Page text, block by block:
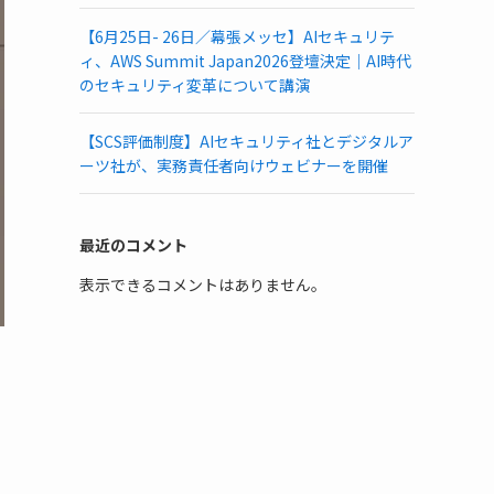
【6月25日- 26日／幕張メッセ】AIセキュリテ
ィ、AWS Summit Japan2026登壇決定｜AI時代
のセキュリティ変革について講演
【SCS評価制度】AIセキュリティ社とデジタルア
ーツ社が、実務責任者向けウェビナーを開催
最近のコメント
表示できるコメントはありません。